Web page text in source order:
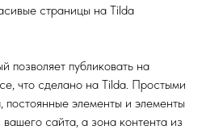
страницы на Tilda
позволяет публиковать на
что сделано на Tilda. Простыми
постоянные элементы и элементы
сайта, а зона контента из